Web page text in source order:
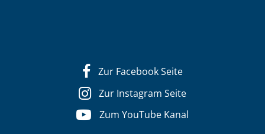
Zur Facebook Seite
Zur Instagram Seite
Zum YouTube Kanal